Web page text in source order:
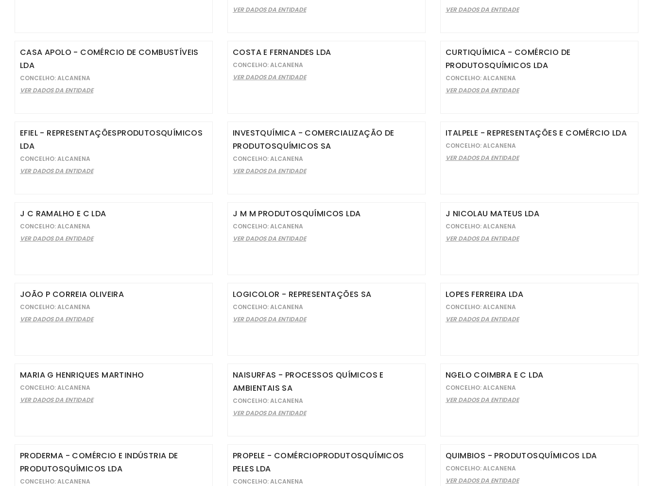
VER DADOS DA ENTIDADE
VER DADOS DA ENTIDADE
CASA APOLO - COMÉRCIO DE COMBUSTÍVEIS
LDA
CONCELHO: ALCANENA
VER DADOS DA ENTIDADE
COSTA E FERNANDES LDA
CONCELHO: ALCANENA
VER DADOS DA ENTIDADE
CURTIQUÍMICA - COMÉRCIO DE
PRODUTOSQUÍMICOS LDA
CONCELHO: ALCANENA
VER DADOS DA ENTIDADE
EFIEL - REPRESENTAÇÕESPRODUTOSQUÍMICOS
LDA
CONCELHO: ALCANENA
VER DADOS DA ENTIDADE
INVESTQUÍMICA - COMERCIALIZAÇÃO DE
PRODUTOSQUÍMICOS SA
CONCELHO: ALCANENA
VER DADOS DA ENTIDADE
ITALPELE - REPRESENTAÇÕES E COMÉRCIO LDA
CONCELHO: ALCANENA
VER DADOS DA ENTIDADE
J C RAMALHO E C LDA
CONCELHO: ALCANENA
VER DADOS DA ENTIDADE
J M M PRODUTOSQUÍMICOS LDA
CONCELHO: ALCANENA
VER DADOS DA ENTIDADE
J NICOLAU MATEUS LDA
CONCELHO: ALCANENA
VER DADOS DA ENTIDADE
JOÃO P CORREIA OLIVEIRA
CONCELHO: ALCANENA
VER DADOS DA ENTIDADE
LOGICOLOR - REPRESENTAÇÕES SA
CONCELHO: ALCANENA
VER DADOS DA ENTIDADE
LOPES FERREIRA LDA
CONCELHO: ALCANENA
VER DADOS DA ENTIDADE
MARIA G HENRIQUES MARTINHO
CONCELHO: ALCANENA
VER DADOS DA ENTIDADE
NAISURFAS - PROCESSOS QUÍMICOS E
AMBIENTAIS SA
CONCELHO: ALCANENA
VER DADOS DA ENTIDADE
NGELO COIMBRA E C LDA
CONCELHO: ALCANENA
VER DADOS DA ENTIDADE
PRODERMA - COMÉRCIO E INDÚSTRIA DE
PRODUTOSQUÍMICOS LDA
CONCELHO: ALCANENA
PROPELE - COMÉRCIOPRODUTOSQUÍMICOS
PELES LDA
CONCELHO: ALCANENA
QUIMBIOS - PRODUTOSQUÍMICOS LDA
CONCELHO: ALCANENA
VER DADOS DA ENTIDADE